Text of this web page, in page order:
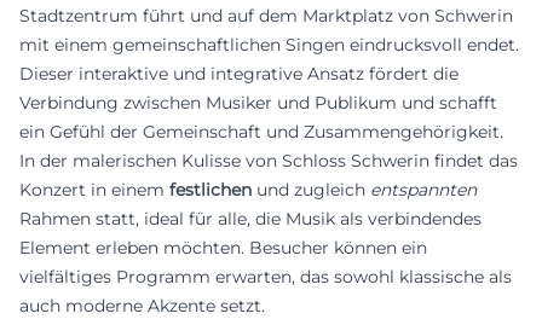
Stadtzentrum führt und auf dem Marktplatz von Schwerin
mit einem gemeinschaftlichen Singen eindrucksvoll endet.
Dieser interaktive und integrative Ansatz fördert die
Verbindung zwischen Musiker und Publikum und schafft
ein Gefühl der Gemeinschaft und Zusammengehörigkeit.
In der malerischen Kulisse von Schloss Schwerin findet das
Konzert in einem festlichen und zugleich entspannten
Rahmen statt, ideal für alle, die Musik als verbindendes
Element erleben möchten. Besucher können ein
vielfältiges Programm erwarten, das sowohl klassische als
auch moderne Akzente setzt.